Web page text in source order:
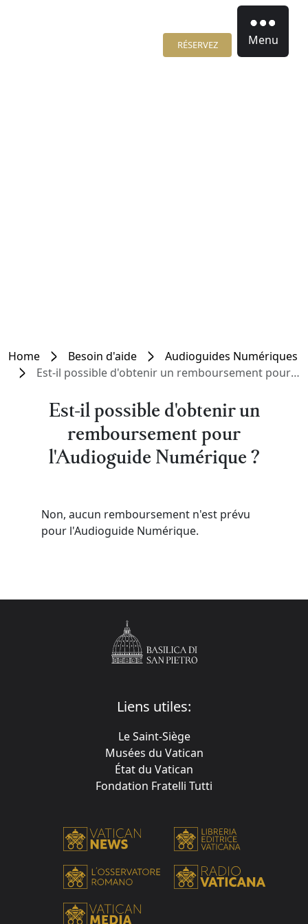
RÉSERVEZ Menu
Home Besoin d'aide
Audioguides Numériques
Est-il possible d'obtenir un remboursement pour l'Audioguide Numérique ?
Est-il possible d'obtenir un
remboursement pour
l'Audioguide Numérique ?
Non, aucun remboursement n'est prévu
pour l'Audioguide Numérique.
Liens utiles:
Le Saint-Siège
Musées du Vatican
État du Vatican
Fondation Fratelli Tutti